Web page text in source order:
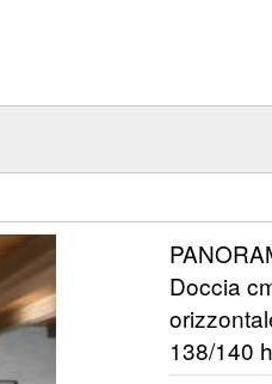
Doccia
138/140